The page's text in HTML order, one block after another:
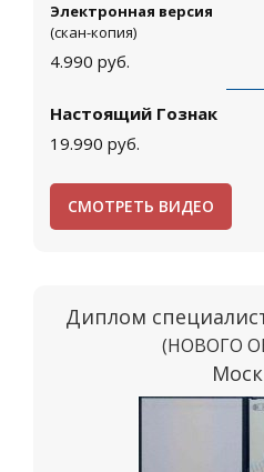
Электронная версия
(скан-копия)
4.990 руб.
Настоящий Гознак
19.990 руб.
СМОТРЕТЬ ВИДЕО
Диплом
(НОВОГО